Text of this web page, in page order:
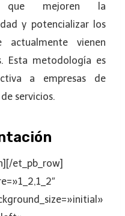
que mejoren la
y potencializar los
vienen
Esta metodología es
a empresas de
servicios.
et_pb_row]